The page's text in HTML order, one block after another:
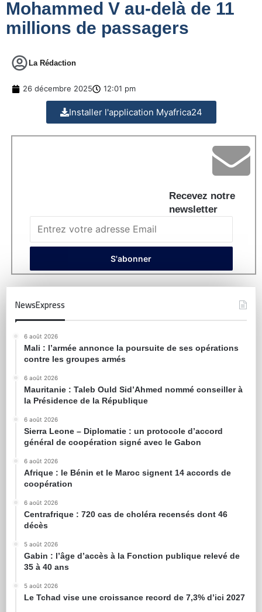
Mohammed V au-delà de 11
millions de passagers
La Rédaction
26 décembre 2025 12:01 pm
Installer l'application Myafrica24
Recevez notre
newsletter
NewsExpress
6 août 2026
Mali : l’armée annonce la poursuite de ses opérations
contre les groupes armés
6 août 2026
Mauritanie : Taleb Ould Sid’Ahmed nommé conseiller à
la Présidence de la République
6 août 2026
Sierra Leone – Diplomatie : un protocole d’accord
général de coopération signé avec le Gabon
6 août 2026
Afrique : le Bénin et le Maroc signent 14 accords de
coopération
6 août 2026
Centrafrique : 720 cas de choléra recensés dont 46
décès
5 août 2026
Gabin : l’âge d’accès à la Fonction publique relevé de
35 à 40 ans
5 août 2026
Le Tchad vise une croissance record de 7,3% d’ici 2027